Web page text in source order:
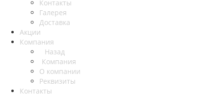
Контакты
Галерея
Доставка
Акции
Компания
Назад
Компания
О компании
Реквизиты
Контакты